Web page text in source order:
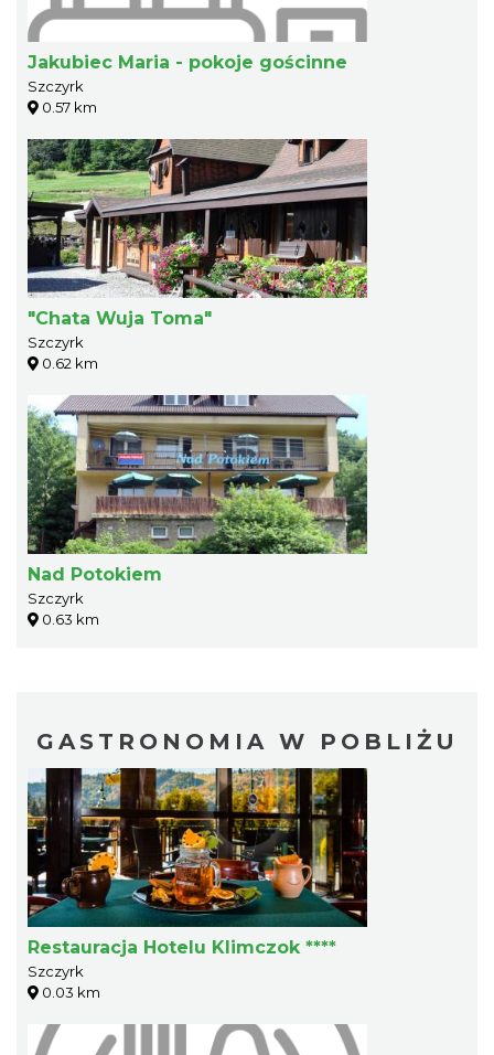
Jakubiec Maria - pokoje gościnne
Szczyrk
0.57 km
"Chata Wuja Toma"
Szczyrk
0.62 km
Nad Potokiem
Szczyrk
0.63 km
GASTRONOMIA W POBLIŻU
Restauracja Hotelu Klimczok ****
Szczyrk
0.03 km